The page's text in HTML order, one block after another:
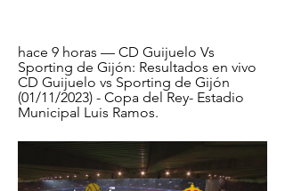
hace 9 horas — CD Guijuelo Vs
Sporting de Gijón: Resultados en vivo
CD Guijuelo vs Sporting de Gijón
(01/11/2023) - Copa del Rey- Estadio
Municipal Luis Ramos.